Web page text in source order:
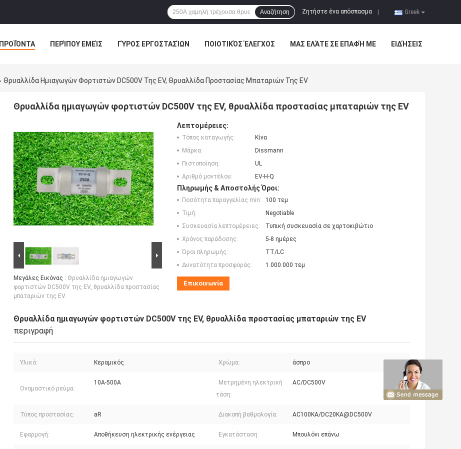
Greek
Ζητήστε ένα απόσπασμα
Αναζήτηση
ΠΡΟΪΌΝΤΑ ΠΕΡΊΠΟΥ ΕΜΕΊΣ ΓΎΡΟΣ ΕΡΓΟΣΤΑΣΊΩΝ ΠΟΙΟΤΙΚΌΣ ΈΛΕΓΧΟΣ ΜΑΣ ΕΛΆΤΕ ΣΕ ΕΠΑΦΉ ΜΕ ΕΙΔΉΣΕΙΣ
Θρυαλλίδα Ημιαγωγών Φορτιστών DC500V Της EV, Θρυαλλίδα Προστασίας Μπαταριών Της EV
Θρυαλλίδα ημιαγωγών φορτιστών DC500V της EV, θρυαλλίδα προστασίας μπαταριών της EV
Μεγάλες Εικόνας : Θρυαλλίδα ημιαγωγών
φορτιστών DC500V της EV, θρυαλλίδα προστασίας
μπαταριών της EV
Λεπτομέρειες:
Τόπος καταγωγής:
Κίνα
Μάρκα:
Dissmann
Πιστοποίηση:
UL
Αριθμό μοντέλου:
EV-H-Q
Πληρωμής & Αποστολής Όροι:
Ποσότητα παραγγελίας min:
100 τεμ
Τιμή:
Negotiable
Συσκευασία λεπτομέρειες:
Τυπική συσκευασία σε χαρτοκιβώτιο
Χρόνος παράδοσης:
5-8 ημέρες
Όροι πληρωμής:
TT/LC
Δυνατότητα προσφοράς:
1.000.000 τεμ
Επικοινωνία
Θρυαλλίδα ημιαγωγών φορτιστών DC500V της EV, θρυαλλίδα προστασίας μπαταριών της EV
περιγραφή
Υλικό: Κεραμικός Χρώμα: άσπρο
Ονομαστικό ρεύμα:
10Α-500Α
Μετρημένη ηλεκτρική
τάση:
AC/DC500V
Τύπος προστασίας: aR Διακοπή βαθμολογία: AC100KA/DC20KA@DC500V
Εφαρμογή: Αποθήκευση ηλεκτρικής ενέργειας Εγκατάσταση: Μπουλόνι επάνω